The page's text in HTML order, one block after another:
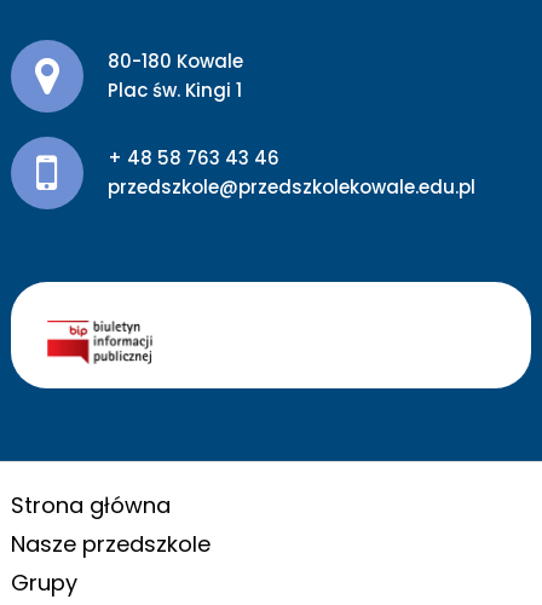
Adres pocztowy:
80-180 Kowale
Plac św. Kingi 1
+ 48 58 763 43 46
przedszkole@przedszkolekowale.edu.pl
Strona główna
Nasze przedszkole
Grupy